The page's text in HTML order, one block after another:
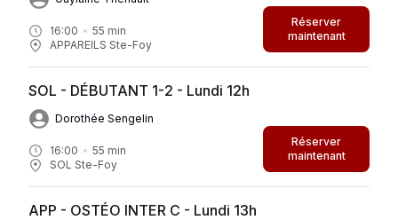
16:00 55 min
APPAREILS Ste-Foy
Réserver
maintenant
16:00 55 min
SOL Ste-Foy
SOL - DÉBUTANT 1-2 - Lundi 12h
Dorothée Sengelin
Réserver
maintenant
APP - OSTÉO INTER C - Lundi 13h